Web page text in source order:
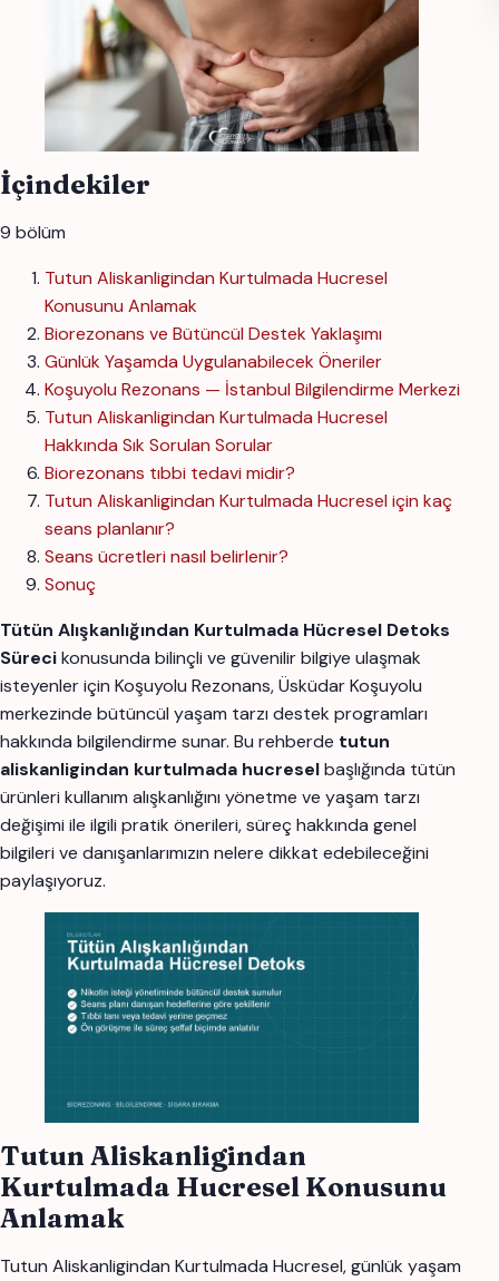
İçindekiler
9 bölüm
Tutun Aliskanligindan Kurtulmada Hucresel
Konusunu Anlamak
Biorezonans ve Bütüncül Destek Yaklaşımı
Günlük Yaşamda Uygulanabilecek Öneriler
Koşuyolu Rezonans — İstanbul Bilgilendirme Merkezi
Tutun Aliskanligindan Kurtulmada Hucresel
Hakkında Sık Sorulan Sorular
Biorezonans tıbbi tedavi midir?
Tutun Aliskanligindan Kurtulmada Hucresel için kaç
seans planlanır?
Seans ücretleri nasıl belirlenir?
Sonuç
Tütün Alışkanlığından Kurtulmada Hücresel Detoks
Sürecikonusunda bilinçli ve güvenilir bilgiye ulaşmak
isteyenler için Koşuyolu Rezonans, Üsküdar Koşuyolu
merkezinde bütüncül yaşam tarzı destek programları
hakkında bilgilendirme sunar. Bu rehberde tutun
aliskanligindan kurtulmada hucreselbaşlığında tütün
ürünleri kullanım alışkanlığını yönetme ve yaşam tarzı
değişimi ile ilgili pratik önerileri, süreç hakkında genel
bilgileri ve danışanlarımızın nelere dikkat edebileceğini
paylaşıyoruz.
Tutun Aliskanligindan
Kurtulmada Hucresel Konusunu
Anlamak
Tutun Aliskanligindan Kurtulmada Hucresel, günlük yaşam